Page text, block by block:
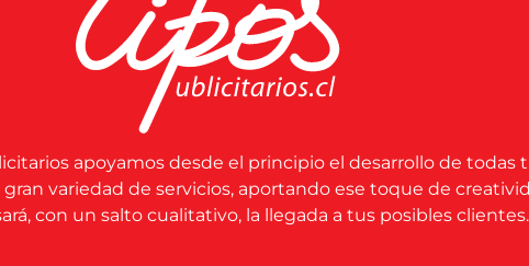
apoyamos desde el principio el desarrollo de todas
variedad de servicios, aportando ese toque de
con un salto cualitativo, la llegada a tus posibles clientes.